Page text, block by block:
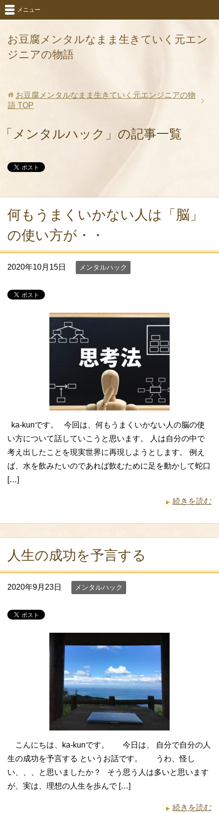
お豆腐メンタルなまま生きていく元エン
ジニアの物語
メニュー
お豆腐メンタルなまま生きていく元エンジニアの物
語 TOP
「メンタルハック」の記事一覧
何もうまくいかない人は「脳」
の使い方が・・
2020年10月15日 メンタルハック
ka-kunです。 今回は、何もうまくいかない人の脳の使
い方について話していこうと思います。 人は自分の中で
考え出したことを現実世界に再現しようとします。 例え
ば、水を飲みたいのであれば飲むために足を動かして蛇口
[…]
続きを読む
人生の成功を予言する
2020年9月23日 メンタルハック
こんにちは、ka-kunです。 今日は、 自分で自分の人
生の成功を予言する というお話です。 うわ、怪し
い、、、と思いましたか？ そう思う人は多いと思います
が、実は、理想の人生を歩んで […]
続きを読む